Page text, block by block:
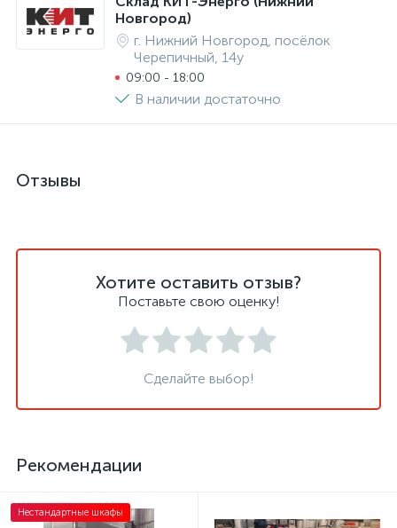
Новгород)
г. Нижний Новгород, посёлок
Черепичный, 14у
09:00 - 18:00
В наличии достаточно
Отзывы
Хотите оставить отзыв?
Поставьте свою оценку!
Сделайте выбор!
Рекомендации
Нестандартные шкафы